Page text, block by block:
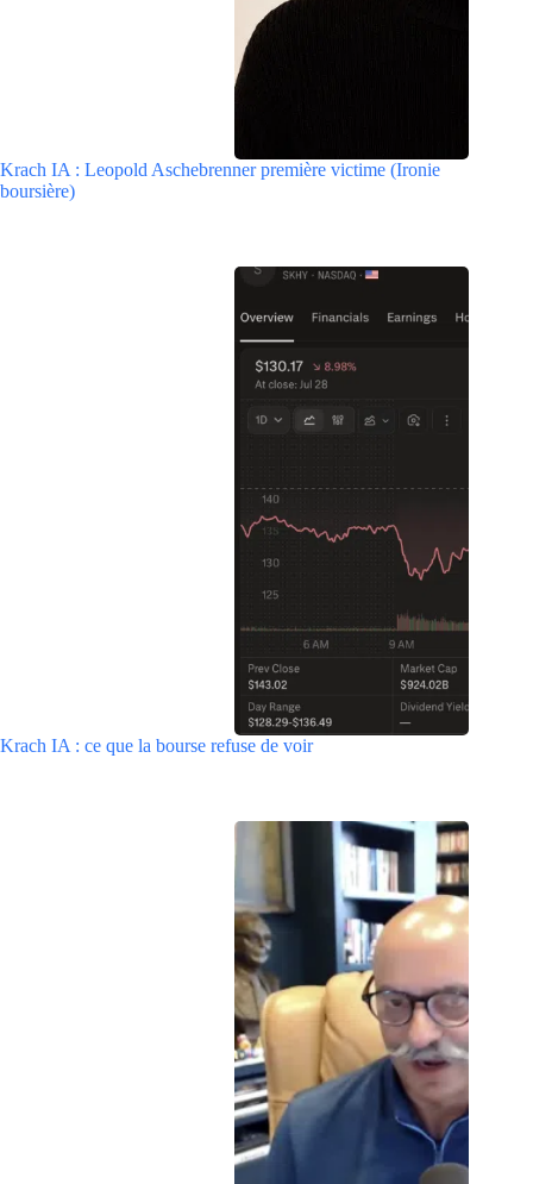
Krach IA : Leopold Aschebrenner première victime (Ironie
boursière)
Krach IA : ce que la bourse refuse de voir